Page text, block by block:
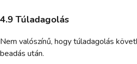
4.9 Túladagolás
Nem valószínű, hogy túladagolás
beadás után.